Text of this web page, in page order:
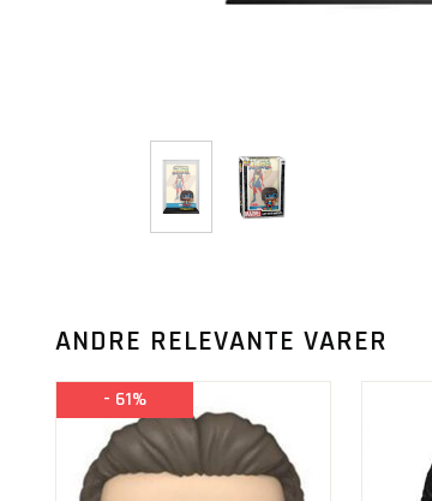
ANDRE RELEVANTE VARER
- 61%